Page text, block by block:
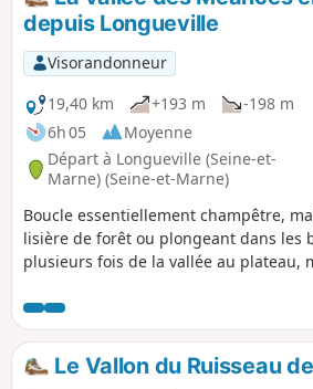
traversée du Montois, dans un
vallonné que la Brie juste au Nord.
depuis Longueville
Visorandonneur
19,40 km
+193 m
-198 m
6h 05
Moyenne
Départ à Longueville (Seine-et-
Marne) (Seine-et-Marne)
Boucle essentiellement champêtre,
lisière de forêt ou plongeant dans les
plusieurs fois de la vallée au plateau,
de vue très ouverts, y compris au loin
Provins. La sortie peut être l'occasion
du chemin de fer vivant" et la
Longueville"
Le Vallon du Ruisseau